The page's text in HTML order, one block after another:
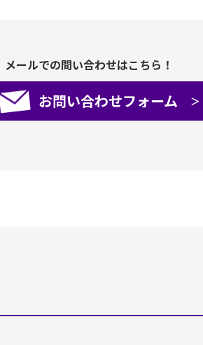
メールでの問い合わせはこちら！
お問い合わせフォーム